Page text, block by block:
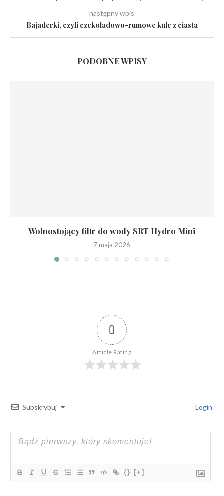
następny wpis
Bajaderki, czyli czekoladowo-rumowe kule z ciasta
PODOBNE WPISY
Wolnostojący filtr do wody SRT Hydro Mini
7 maja 2026
0
Article Rating
Subskrybuj Login
{} [+]